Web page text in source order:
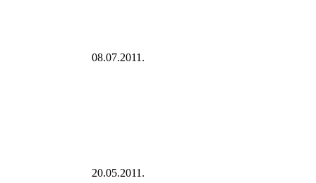
08.07.2011.
20.05.2011.